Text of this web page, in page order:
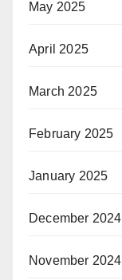
May 2025
April 2025
March 2025
February 2025
January 2025
December 2024
November 2024